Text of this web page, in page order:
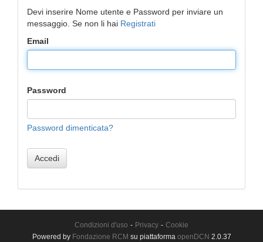
Devi inserire Nome utente e Password per inviare un
messaggio. Se non li hai Registrati
Email
Password
Password dimenticata?
Accedi
Condizioni d'uso - Privacy - Cookie
Powered by Fondazione RCM su piattaforma openDCN 2.0.37